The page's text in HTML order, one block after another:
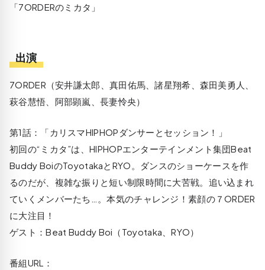
「7ORDERのミカタ」
出演
7ORDER（安井謙太郎、真田佑馬、諸星翔希、森田美勇人、
萩谷慧悟、阿部顕嵐、長妻怜央）
第1話：「カリスマHIPHOPダンサーとセッション！」
初回の“ミカタ”は、HIPHOPエンターテインメント集団Beat
Buddy BoiのToyotakaとRYO。ダンスのショーケースを作
るのだが、複雑な振りと短い制限時間に大苦戦。追い込まれ
ていくメンバーたち…。本気のチャレンジ！素顔の７ORDER
に大注目！
ゲスト：Beat Buddy Boi（Toyotaka、RYO）
番組URL：